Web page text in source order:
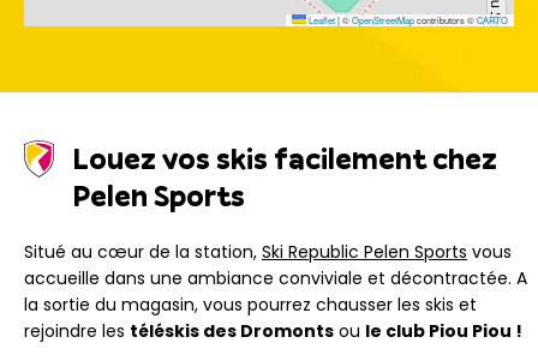
Leaflet|©OpenStreetMapcontributors ©CARTO
Louez vos skis facilement chez
Pelen Sports
Situé au cœur de la station, Ski Republic Pelen Sports vous
accueille dans une ambiance conviviale et décontractée. A
la sortie du magasin, vous pourrez chausser les skis et
rejoindre les téléskis des Dromonts ou le club Piou Piou !